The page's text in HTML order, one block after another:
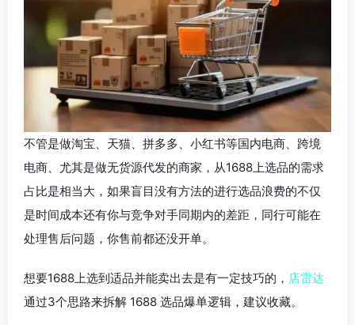
不管是做淘宝、天猫、拼多多、小红书等国内电商、跨境
电商、尤其是做无货源代发的商家，从1688上选品的需求
占比是相当大，如果盲目没有方法的进行选品浪费的不仅
是时间成本还有你与竞争对手同期内的差距，同行可能在
处理售后问题，你售前都还没开单。
想要1688上选到适品并能卖出去是有一定技巧的， 店雷达
通过3个思路来拆解 1688 选品爆单逻辑，建议收藏。